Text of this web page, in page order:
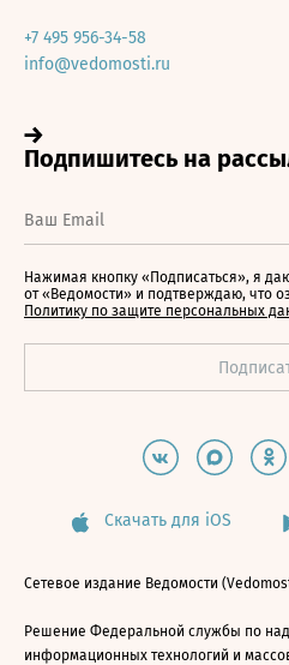
+7 495 956-34-58
info@vedomosti.ru
Нажимая кнопку «Подписаться», я
от «Ведомости» и подтверждаю, что
Политику по защите персональных
Скачать для iOS
Сетевое издание Ведомости
Решение Федеральной службы по
информационных технологий и